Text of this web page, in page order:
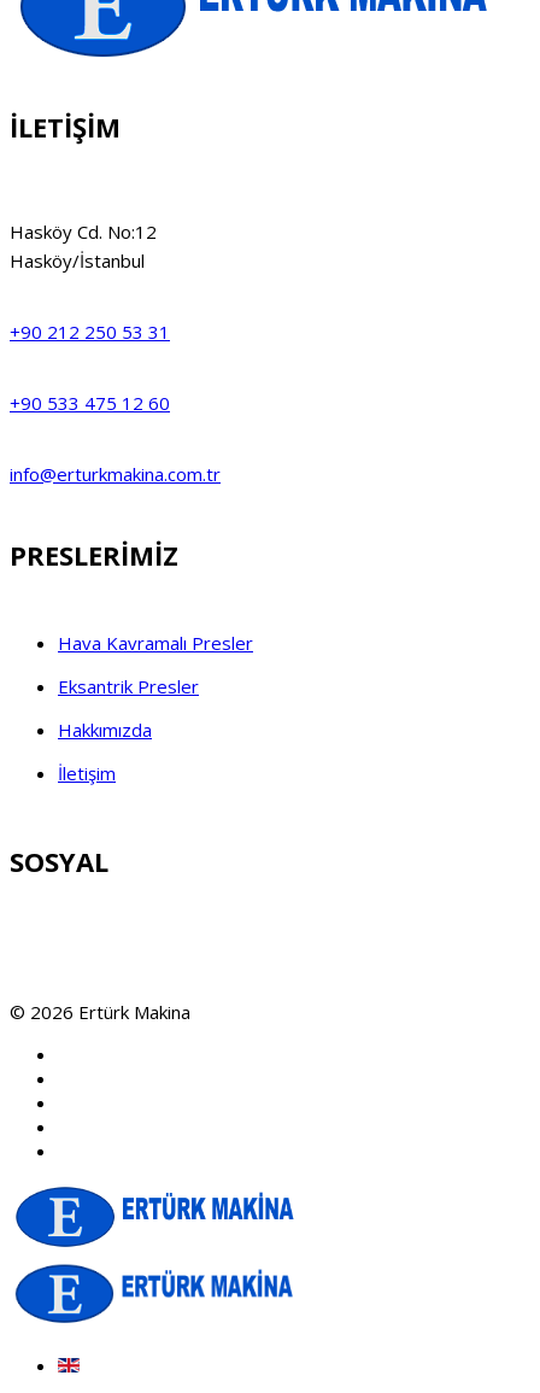
İLETİŞİM
Hasköy Cd. No:12
Hasköy/İstanbul
+90 212 250 53 31
+90 533 475 12 60
info@erturkmakina.com.tr
PRESLERİMİZ
Hava Kavramalı Presler
Eksantrik Presler
Hakkımızda
İletişim
SOSYAL
© 2026 Ertürk Makina